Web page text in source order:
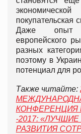
покупательская
Даже опыт
европейского
разных
поэтому в
потенциал для
Также читайте:
КОНФЕРЕНЦИЯ
-2017: «ЛУЧШИЕ
РАЗВИТИЯ